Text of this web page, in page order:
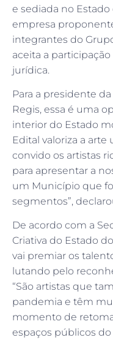
e sediada no Estado
empresa
integrantes do
aceita a
jurídica.
Para a presidente
Regis, essa é uma
interior do Estado
Edital valoriza a
convido os artistas
para apresentar a
um Município que
segmentos”,
De acordo com a
Criativa do Estado
vai premiar os
lutando pelo
“São artistas que
pandemia e têm
momento de
espaços públicos do